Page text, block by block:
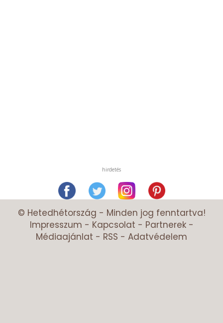
hirdetés
© Hetedhétország - Minden jog fenntartva!
Impresszum - Kapcsolat - Partnerek-
Médiaajánlat - RSS - Adatvédelem